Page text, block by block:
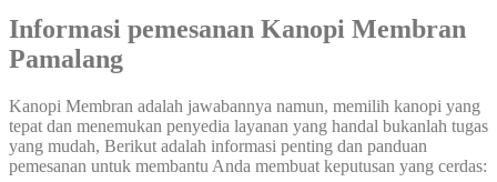
Informasi pemesanan Kanopi Membran
Pamalang
Kanopi Membran adalah jawabannya namun, memilih kanopi yang
tepat dan menemukan penyedia layanan yang handal bukanlah tugas
yang mudah, Berikut adalah informasi penting dan panduan
pemesanan untuk membantu Anda membuat keputusan yang cerdas: